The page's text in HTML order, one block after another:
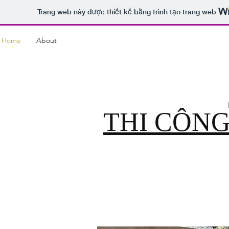
Trang web này được thiết kế bằng trình tạo trang web
Home About
THI